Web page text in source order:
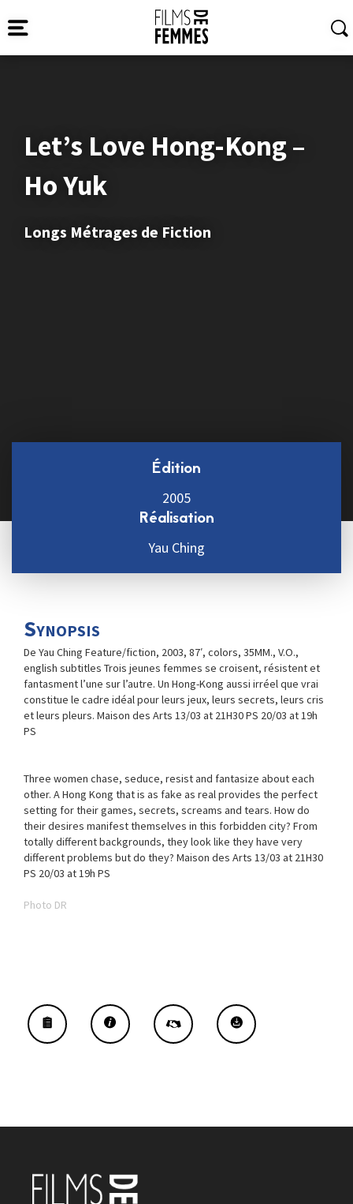
Let’s Love Hong-Kong –
Ho Yuk
Longs Métrages de Fiction
Édition
2005
Réalisation
Yau Ching
Synopsis
De Yau Ching Feature/fiction, 2003, 87′, colors, 35MM., V.O.,
english subtitles Trois jeunes femmes se croisent, résistent et
fantasment l’une sur l’autre. Un Hong-Kong aussi irréel que vrai
constitue le cadre idéal pour leurs jeux, leurs secrets, leurs cris
et leurs pleurs. Maison des Arts 13/03 at 21H30 PS 20/03 at 19h
PS
Three women chase, seduce, resist and fantasize about each
other. A Hong Kong that is as fake as real provides the perfect
setting for their games, secrets, screams and tears. How do
their desires manifest themselves in this forbidden city? From
totally different backgrounds, they look like they have very
different problems but do they? Maison des Arts 13/03 at 21H30
PS 20/03 at 19h PS
Photo DR